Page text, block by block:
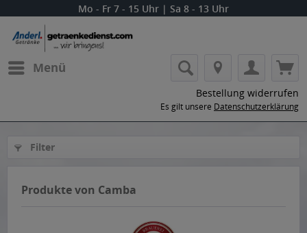
Mo - Fr 7 - 15 Uhr | Sa 8 - 13 Uhr
Menü
Bestellung widerrufen
Es gilt unsere Datenschutzerklärung
Filter
Produkte von Camba